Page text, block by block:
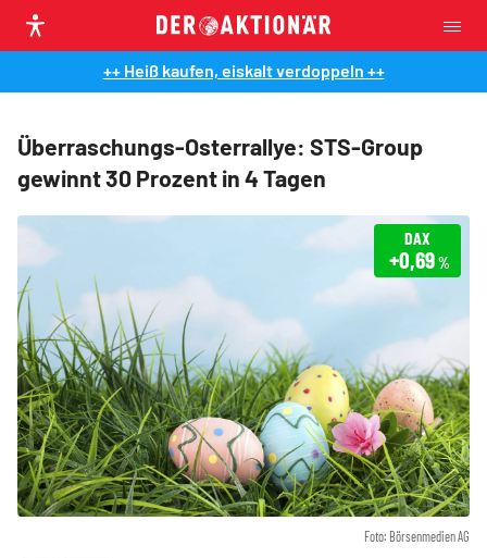
++ Heiß kaufen, eiskalt verdoppeln ++
Überraschungs-Osterrallye: STS-Group
gewinnt 30 Prozent in 4 Tagen
Foto: Börsenmedien AG
DAX
+0,69%